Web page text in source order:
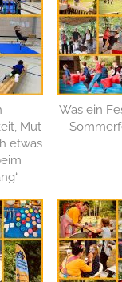
Mut
etwas
Was ein